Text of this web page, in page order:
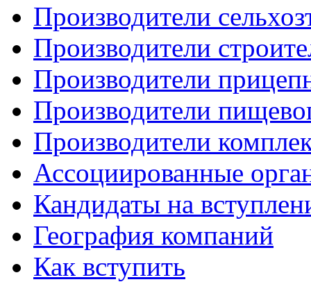
Производители
Производители
Производители
Производители
Производители
Ассоциированные
Кандидаты на
География компаний
Как вступить